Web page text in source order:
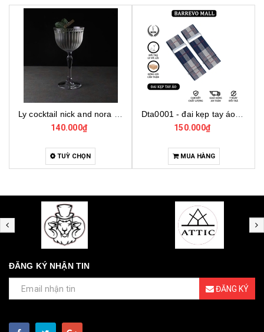
Ly cocktail nick and nora 440290, ly thủy tinh cocktail cao cấp, ly thủy tinh thổ nhĩ kỳ
Dta0001 - đai kẹp tay áo cho bartender
ĐĂNG KÝ NHẬN TIN
ĐĂNG KÝ